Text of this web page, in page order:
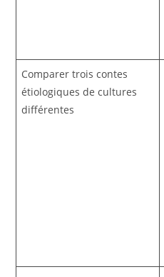
Comparer trois contes
étiologiques de cultures
différentes